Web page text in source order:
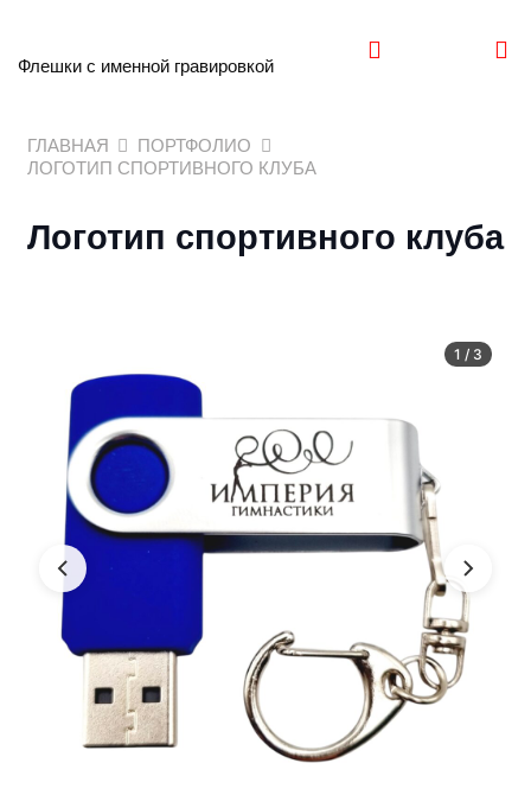
Флешки с именной гравировкой
ГЛАВНАЯ
ПОРТФОЛИО
ЛОГОТИП СПОРТИВНОГО КЛУБА
Логотип спортивного клуба
1 / 3